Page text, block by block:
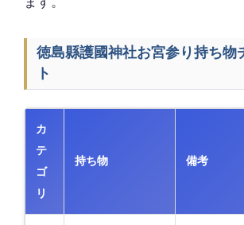
徳島縣護國神社お宮参り持ち物
ト
カ
テ
ゴ
リ
持ち物 備考